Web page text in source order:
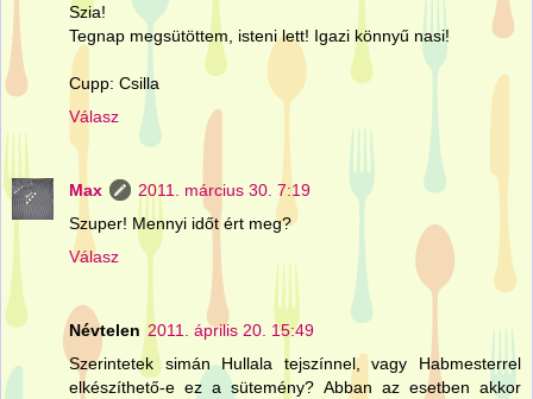
Szia!
Tegnap megsütöttem, isteni lett! Igazi könnyű nasi!
Cupp: Csilla
Válasz
Max
2011. március 30. 7:19
Szuper! Mennyi időt ért meg?
Válasz
Névtelen 2011. április 20. 15:49
Szerintetek simán Hullala tejszínnel, vagy Habmesterrel
elkészíthető-e ez a sütemény? Abban az esetben akkor